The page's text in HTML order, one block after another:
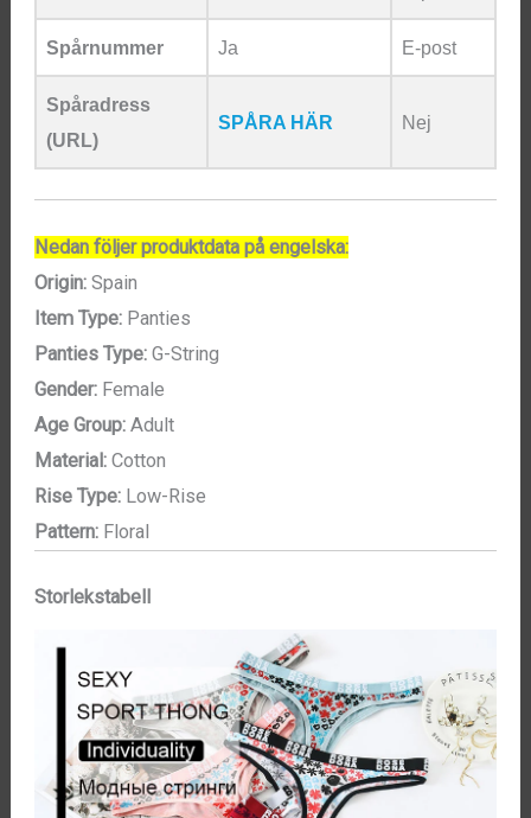
Spårnummer Ja E-post
Spåradress
(URL)
SPÅRA HÄR Nej
Nedan följer produktdata på engelska:
Origin:Spain
Item Type:Panties
Panties Type:G-String
Gender:Female
Age Group:Adult
Material:Cotton
Rise Type:Low-Rise
Pattern:Floral
Storlekstabell